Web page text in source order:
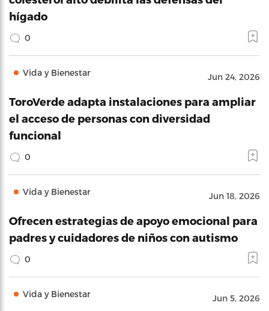
hígado
0
Vida y Bienestar Jun 24, 2026
ToroVerde adapta instalaciones para ampliar
el acceso de personas con diversidad
funcional
0
Vida y Bienestar Jun 18, 2026
Ofrecen estrategias de apoyo emocional para
padres y cuidadores de niños con autismo
0
Vida y Bienestar Jun 5, 2026